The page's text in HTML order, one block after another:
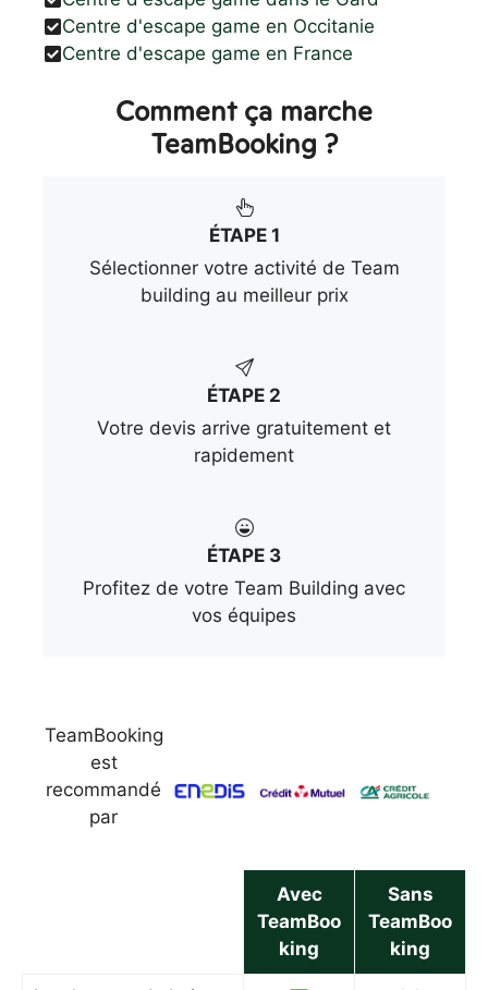
Centre d'escape game en Occitanie
Centre d'escape game en France
Comment ça marche
TeamBooking ?
ÉTAPE 1
Sélectionner votre activité de Team
building au meilleur prix
ÉTAPE 2
Votre devis arrive gratuitement et
rapidement
ÉTAPE 3
Profitez de votre Team Building avec
vos équipes
TeamBooking
est
recommandé
par
Avec
TeamBoo
king
Sans
TeamBoo
king